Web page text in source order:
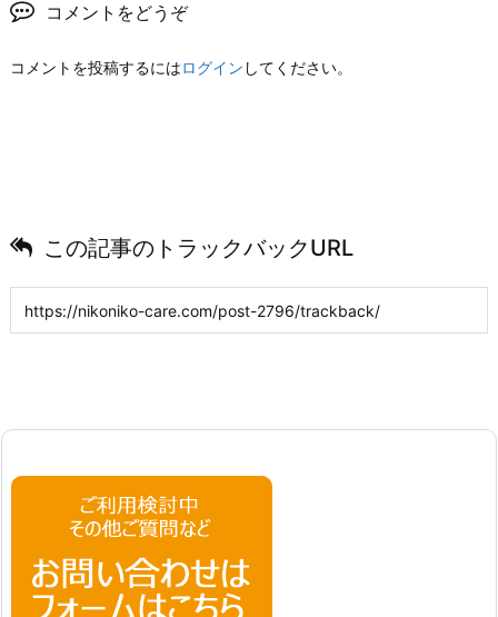
コメントをどうぞ
コメントを投稿するにはログイン してください。
この記事のトラックバックURL